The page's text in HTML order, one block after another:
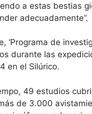
a estas bestias
adecuadamente”.
‘Programa de
durante las
en el Silúrico.
49 estudios
de 3.000